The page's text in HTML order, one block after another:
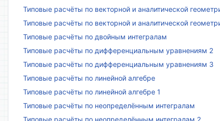
Типовые расчёты по векторной и аналитической
Типовые расчёты по векторной и аналитической
Типовые расчёты по двойным интегралам
Типовые расчёты по дифференциальным уравнениям 2
Типовые расчёты по дифференциальным уравнениям 3
Типовые расчёты по линейной алгебре
Типовые расчёты по линейной алгебре 1
Типовые расчёты по неопределённым интегралам
Типовые расчёты по неопределённым интегралам 2